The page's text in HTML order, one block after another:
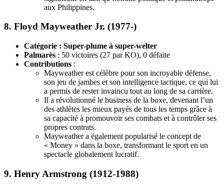
aux Philippines.
8. Floyd Mayweather Jr. (1977-)
Catégorie : Super-plume à super-welter
Palmarès : 50 victoires (27 par KO), 0 défaite
Contributions :
Mayweather est célèbre pour son incroyable défense,
son jeu de jambes et son intelligence tactique, ce qui lui
a permis de rester invaincu tout au long de sa carrière.
Il a révolutionné le business de la boxe, devenant l’un
des athlètes les mieux payés de tous les temps grâce à
sa capacité à promouvoir ses combats et à contrôler ses
propres contrats.
Mayweather a également popularisé le concept de
« Money » dans la boxe, transformant le sport en un
spectacle globalement lucratif.
9. Henry Armstrong (1912-1988)